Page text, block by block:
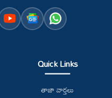
Quick Links
తాజా వార్తలు